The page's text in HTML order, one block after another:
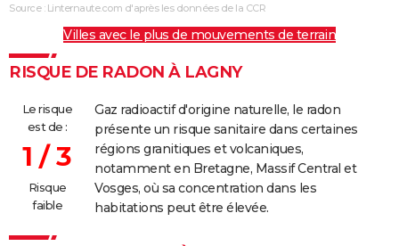
Source : Linternaute.com d'après les données de la CCR
Villes avec le plus de mouvements de terrain
RISQUE DE RADON À LAGNY
Le risque
est de :
1 / 3
Risque
faible
Gaz radioactif d'origine naturelle, le radon
présente un risque sanitaire dans certaines
régions granitiques et volcaniques,
notamment en Bretagne, Massif Central et
Vosges, où sa concentration dans les
habitations peut être élevée.